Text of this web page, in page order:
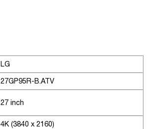
LG
27GP95R-B.ATV
27 inch
4K (3840 x 2160)